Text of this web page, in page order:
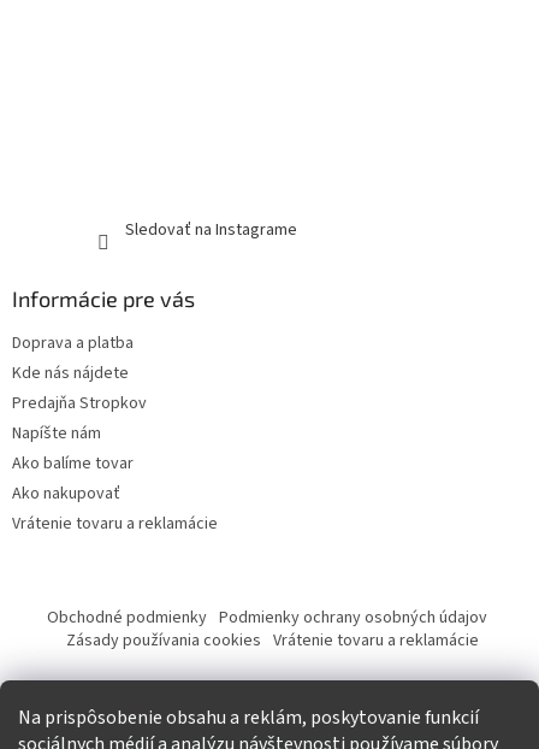
Na prispôsobenie obsahu a reklám, poskytovanie funkcií
Sledovať na Instagrame
Informácie pre vás
Doprava a platba
Kde nás nájdete
Predajňa Stropkov
Napíšte nám
Ako balíme tovar
Ako nakupovať
Vrátenie tovaru a reklamácie
Obchodné podmienky Podmienky ochrany osobných údajov
Zásady používania cookies Vrátenie tovaru a reklamácie
Tvorba eshopu a SEO optimalizácia